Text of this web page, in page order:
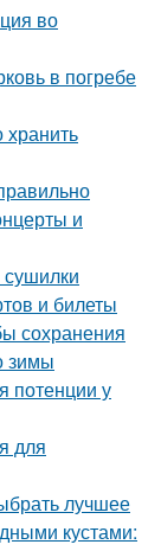
во
в погребе
и
сушилки
и билеты
сохранения
зимы
потенции у
для
лучшее
кустами: